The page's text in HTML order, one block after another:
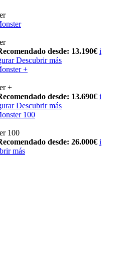
desde: 13.190€ i
Descubrir más
+
+
desde: 13.690€ i
Descubrir más
100
100
desde: 26.000€ i
más